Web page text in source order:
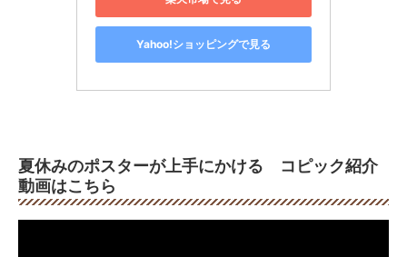
Yahoo!ショッピングで見る
夏休みのポスターが上手にかける コピック紹介
動画はこちら